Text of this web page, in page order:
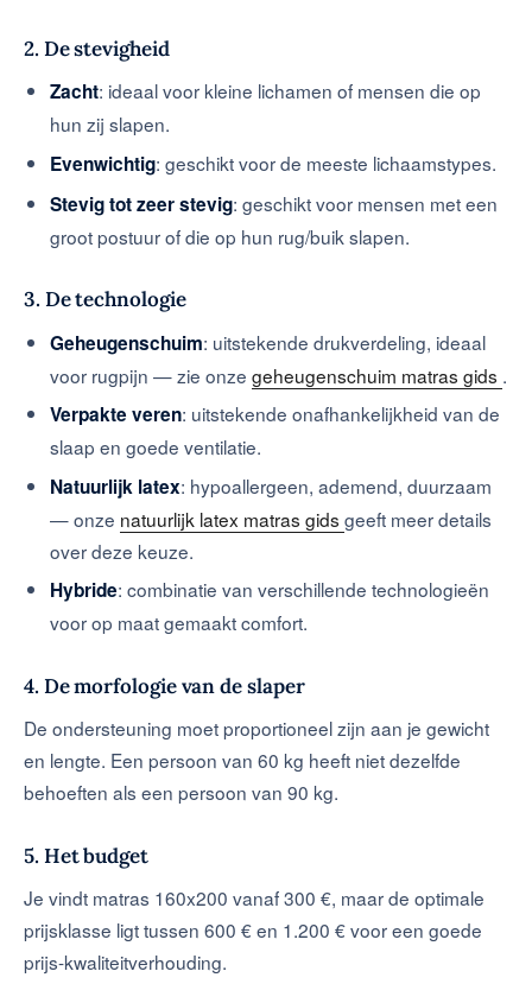
2. De stevigheid
Zacht: ideaal voor kleine lichamen of mensen die op
hun zij slapen.
Evenwichtig: geschikt voor de meeste lichaamstypes.
Stevig tot zeer stevig: geschikt voor mensen met een
groot postuur of die op hun rug/buik slapen.
3. De technologie
Geheugenschuim: uitstekende drukverdeling, ideaal
voor rugpijn — zie onzegeheugenschuim matras gids .
Verpakte veren: uitstekende onafhankelijkheid van de
slaap en goede ventilatie.
Natuurlijk latex: hypoallergeen, ademend, duurzaam
— onze natuurlijk latex matras gidsgeeft meer details
over deze keuze.
Hybride: combinatie van verschillende technologieën
voor op maat gemaakt comfort.
4. De morfologie van de slaper
De ondersteuning moet proportioneel zijn aan je gewicht
en lengte. Een persoon van 60 kg heeft niet dezelfde
behoeften als een persoon van 90 kg.
5. Het budget
Je vindt matras 160x200 vanaf 300 €, maar de optimale
prijsklasse ligt tussen 600 € en 1.200 € voor een goede
prijs-kwaliteitverhouding.